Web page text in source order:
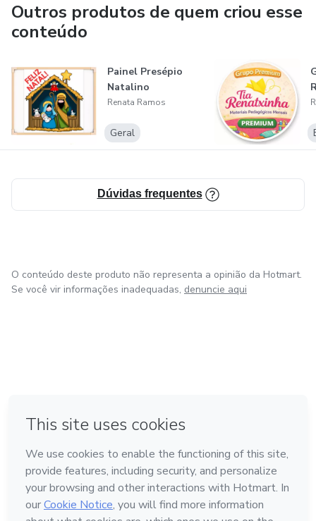
Outros produtos de quem criou esse
conteúdo
Painel Presépio
Natalino
Renata Ramos
Geral
Dúvidas frequentes
O conteúdo deste produto não representa a opinião da Hotmart.
Se você vir informações inadequadas, denuncie aqui
Feito com ❤ em Bogotá
Conheça a Hotmart